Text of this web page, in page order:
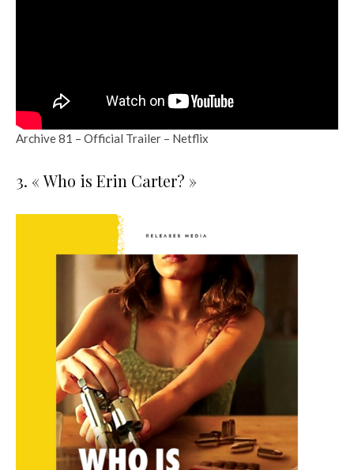
Archive 81 – Official Trailer – Netflix
3. « Who is Erin Carter? »